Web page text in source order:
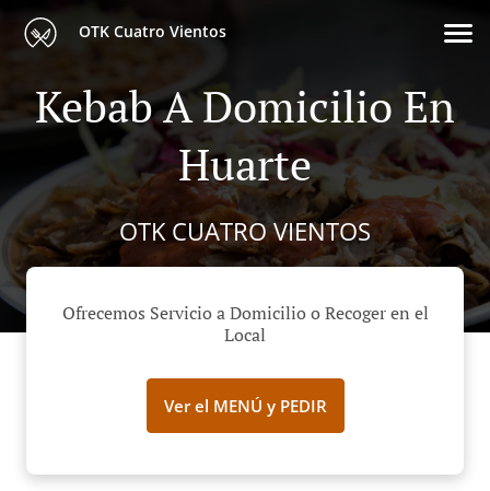
OTK Cuatro Vientos
Kebab A Domicilio En
Huarte
OTK CUATRO VIENTOS
Ofrecemos Servicio a Domicilio o Recoger en el
Local
Ver el MENÚ y PEDIR